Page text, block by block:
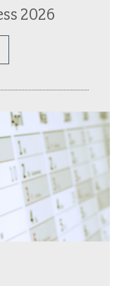
2026